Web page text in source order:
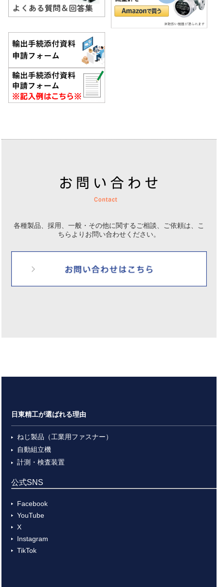
各種製品、採用、一般・その他に関するご相談、ご依頼は、
こ
ちらよりお問い合わせください。
日東精工が選ばれる理由
ねじ製品（工業用ファスナー）
自動組立機
計測・検査装置
公式SNS
Facebook
YouTube
X
Instagram
TikTok